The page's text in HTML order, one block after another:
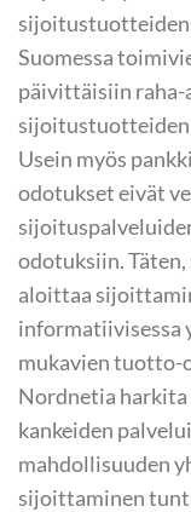
Suomessa
päivittäisiin raha-
sijoitustuotteiden
Usein myös
odotukset eivät
odotuksiin.
aloittaa
informatiivisessa
mukavien tuotto-
Nordnetia
kankeiden
mahdollisuuden
sijoittaminen